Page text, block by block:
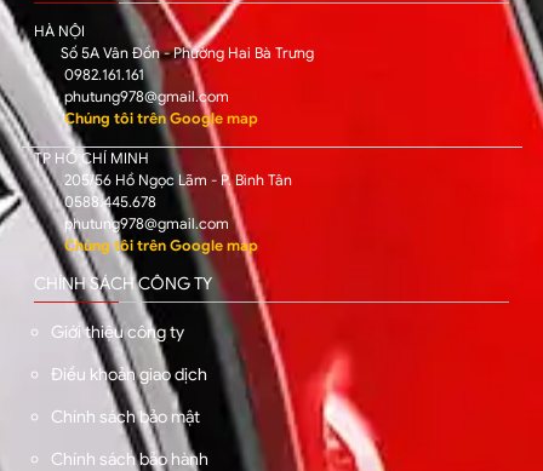
HÀ NỘI
Số 5A Vân Đồn - Phường Hai Bà Trưng
0982.161.161
phutung978@gmail.com
Chúng tôi trên Google map
TP HỒ CHÍ MINH
205/56 Hồ Ngọc Lãm - P. Bình Tân
0588.445.678
phutung978@gmail.com
Chúng tôi trên Google map
CHÍNH SÁCH CÔNG TY
Giới thiệu công ty
Điều khoản giao dịch
Chính sách bảo mật
Chính sách bảo hành